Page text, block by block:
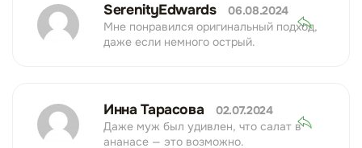
SerenityEdwards
06.08.2024
Мне понравился оригинальный подход,
даже если немного острый.
Инна Тарасова
02.07.2024
Даже муж был удивлен, что салат в
ананасе — это возможно.